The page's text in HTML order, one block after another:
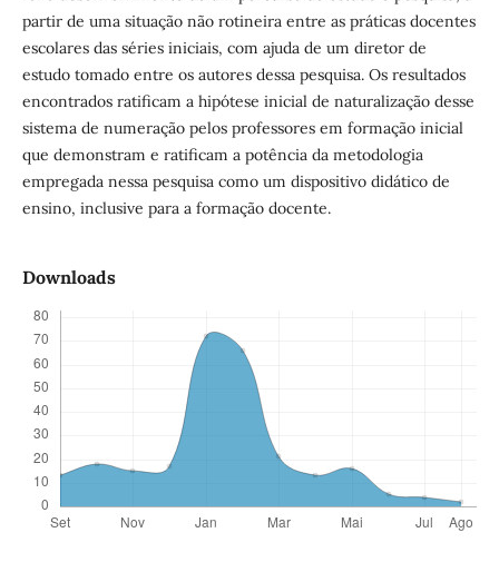
partir de uma situação não rotineira entre as práticas docentes
escolares das séries iniciais, com ajuda de um diretor de
estudo tomado entre os autores dessa pesquisa. Os resultados
encontrados ratificam a hipótese inicial de naturalização desse
sistema de numeração pelos professores em formação inicial
que demonstram e ratificam a potência da metodologia
empregada nessa pesquisa como um dispositivo didático de
ensino, inclusive para a formação docente.
Downloads